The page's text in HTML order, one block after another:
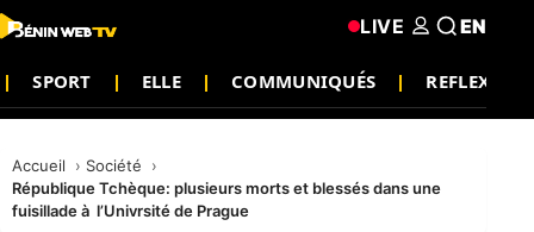
SPORT ELLE COMMUNIQUÉS REFLEXION
LIVE EN
Accueil
Société
République Tchèque: plusieurs morts et blessés dans une
fuisillade à l’Univrsité de Prague